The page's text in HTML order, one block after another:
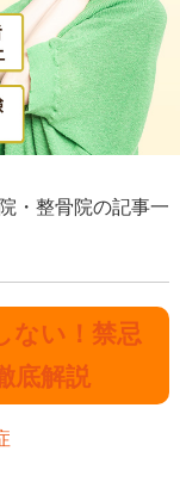
・整骨院の記事一
ない！禁忌
底解説